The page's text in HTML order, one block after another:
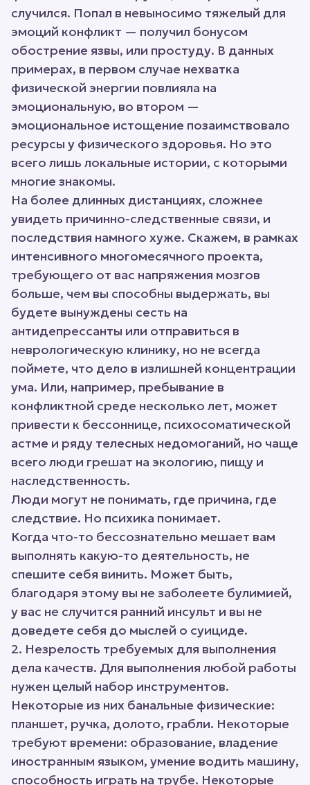
случился. Попал в невыносимо тяжелый для
эмоций конфликт — получил бонусом
обострение язвы, или простуду. В данных
примерах, в первом случае нехватка
физической энергии повлияла на
эмоциональную, во втором —
эмоциональное истощение позаимствовало
ресурсы у физического здоровья. Но это
всего лишь локальные истории, с которыми
многие знакомы.
На более длинных дистанциях, сложнее
увидеть причинно-следственные связи, и
последствия намного хуже. Скажем, в рамках
интенсивного многомесячного проекта,
требующего от вас напряжения мозгов
больше, чем вы способны выдержать, вы
будете вынуждены сесть на
антидепрессанты или отправиться в
неврологическую клинику, но не всегда
поймете, что дело в излишней концентрации
ума. Или, например, пребывание в
конфликтной среде несколько лет, может
привести к бессоннице, психосоматической
астме и ряду телесных недомоганий, но чаще
всего люди грешат на экологию, пищу и
наследственность.
Люди могут не понимать, где причина, где
следствие. Но психика понимает.
Когда что-то бессознательно мешает вам
выполнять какую-то деятельность, не
спешите себя винить. Может быть,
благодаря этому вы не заболеете булимией,
у вас не случится ранний инсульт и вы не
доведете себя до мыслей о суициде.
2. Незрелость требуемых для выполнения
дела качеств. Для выполнения любой работы
нужен целый набор инструментов.
Некоторые из них банальные физические:
планшет, ручка, долото, грабли. Некоторые
требуют времени: образование, владение
иностранным языком, умение водить машину,
способность играть на трубе. Некоторые